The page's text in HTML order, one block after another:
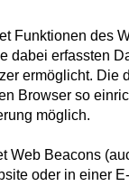
Funktionen des
dabei erfassten
ermöglicht. Die
Browser so
möglich.
Web Beacons
oder in einer